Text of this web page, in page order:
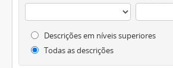
Descrições em níveis superiores
Todas as descrições